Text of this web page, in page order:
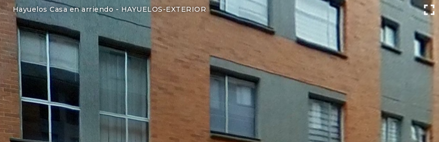
Hayuelos Casa en arriendo -HAYUELOS-EXTERIOR